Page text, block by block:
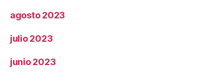
agosto 2023
julio 2023
junio 2023